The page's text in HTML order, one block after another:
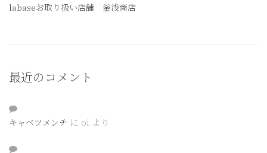
labaseお取り扱い店舗 釡浅商店
最近のコメント
キャベツメンチ に oi より